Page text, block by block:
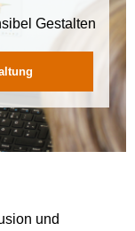
Gestalten
und